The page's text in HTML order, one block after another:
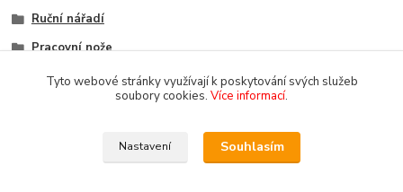
Ruční nářadí
Pracovní nože
Tyto webové stránky využívají k poskytování svých služeb
soubory cookies. Více informací.
Nastavení Souhlasím